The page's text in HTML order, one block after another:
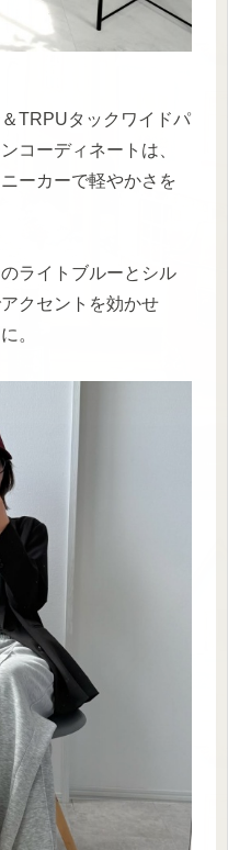
TRPUタックワイドパ
コーディネートは、
ーカーで軽やかさを
ライトブルーとシル
クセントを効かせ
。